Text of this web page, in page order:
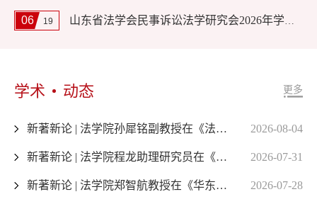
06 19 山东省法学会民事诉讼法学研究会2026年学术年会会议议程
学术 动态 更多
2026-08-04
新著新论 | 法学院孙犀铭副教授在《法律科学》发表最新理论成果
2026-07-31
新著新论 | 法学院程龙助理研究员在《政治与法律》发表最新理论成果
2026-07-28
新著新论 | 法学院郑智航教授在《华东政法大学学报》发表最新理论成果